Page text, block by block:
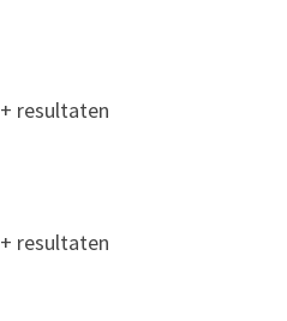
resultaten
resultaten